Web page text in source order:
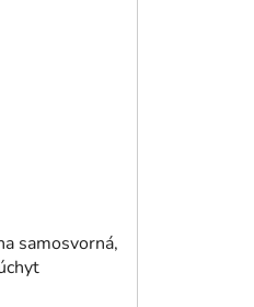
samosvorná,